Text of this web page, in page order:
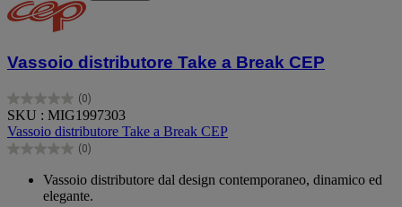
Vassoio distributore Take a Break CEP
(0)
0.0
su
5
stelle.
SKU : MIG1997303
Vassoio distributore Take a Break CEP
(0)
0.0
Vassoio distributore dal design contemporaneo, dinamico ed
elegante.